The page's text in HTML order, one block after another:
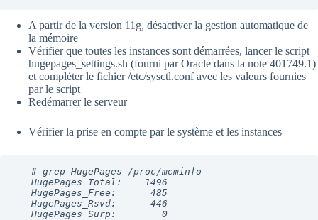
A partir de la version 11g, désactiver la gestion automatique de
la mémoire
Vérifier que toutes les instances sont démarrées, lancer le script
hugepages_settings.sh (fourni par Oracle dans la note 401749.1)
et compléter le fichier /etc/sysctl.conf avec les valeurs fournies
par le script
Redémarrer le serveur
Vérifier la prise en compte par le système et les instances
   # grep HugePages /proc/meminfo
HugePages_Total:    1496
HugePages_Free:      485
HugePages_Rsvd:      446
HugePages_Surp:        0